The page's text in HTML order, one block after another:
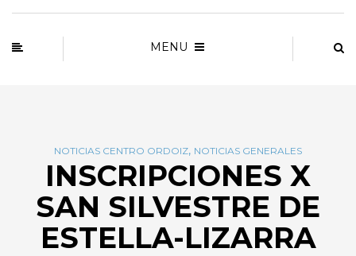
MENU
NOTICIAS CENTRO ORDOIZ, NOTICIAS GENERALES
INSCRIPCIONES X
SAN SILVESTRE DE
ESTELLA-LIZARRA